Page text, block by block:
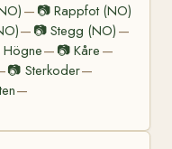
— 📷 Rappfot (NO)
— 📷Stegg (NO) —
Högne— 📷 Kåre —
📷 Sterkoder—
—